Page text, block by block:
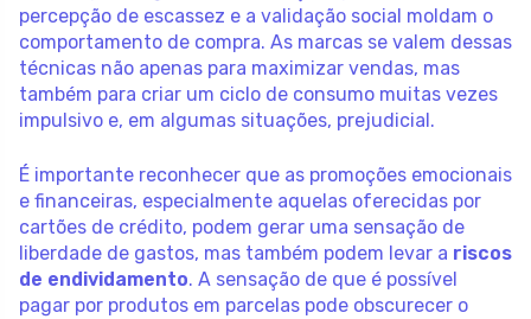
percepção de escassez e a validação social moldam o
comportamento de compra. As marcas se valem dessas
técnicas não apenas para maximizar vendas, mas
também para criar um ciclo de consumo muitas vezes
impulsivo e, em algumas situações, prejudicial.
É importante reconhecer que as promoções emocionais
e financeiras, especialmente aquelas oferecidas por
cartões de crédito, podem gerar uma sensação de
liberdade de gastos, mas também podem levar a riscos
de endividamento. A sensação de que é possível
pagar por produtos em parcelas pode obscurecer o